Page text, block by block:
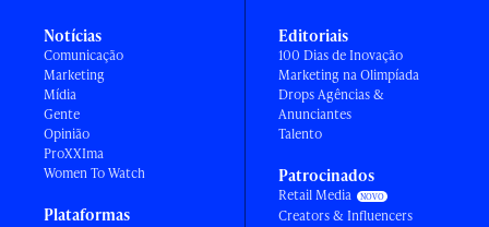
Notícias
Comunicação
Marketing
Mídia
Gente
Opinião
ProXXIma
Women To Watch
Plataformas
Editoriais
100 Dias de Inovação
Marketing na Olimpíada
Drops Agências &
Anunciantes
Talento
Patrocinados
Retail Media
Creators & Influencers